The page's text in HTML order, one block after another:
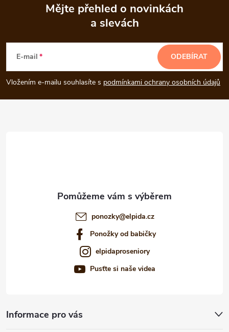
p
a
Mějte přehled o novinkách
a slevách
E-mail
Vložením e-mailu souhlasíte s podmínkami ochrany osobních údajů
ODEBÍRAT
ponozky@elpida.cz
Ponožky od babičky
elpidaproseniory
Pusťte si naše videa
Informace pro vás